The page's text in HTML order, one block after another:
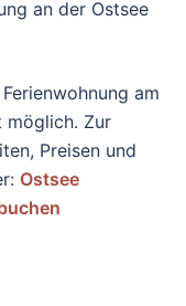
am
möglich. Zur
Preisen und
Ostsee